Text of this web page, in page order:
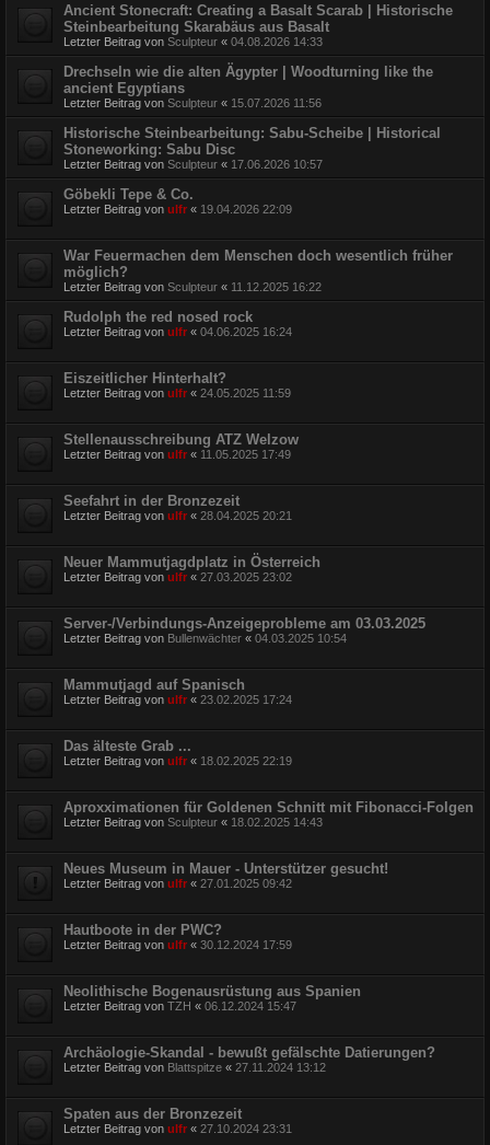
Ancient Stonecraft: Creating a Basalt Scarab | Historische
Steinbearbeitung Skarabäus aus Basalt
Letzter Beitrag von Sculpteur « 04.08.2026 14:33
Drechseln wie die alten Ägypter | Woodturning like the
ancient Egyptians
Letzter Beitrag von Sculpteur « 15.07.2026 11:56
Historische Steinbearbeitung: Sabu-Scheibe | Historical
Stoneworking: Sabu Disc
Letzter Beitrag von Sculpteur « 17.06.2026 10:57
Göbekli Tepe & Co.
Letzter Beitrag von ulfr « 19.04.2026 22:09
War Feuermachen dem Menschen doch wesentlich früher
möglich?
Letzter Beitrag von Sculpteur « 11.12.2025 16:22
Rudolph the red nosed rock
Letzter Beitrag von ulfr « 04.06.2025 16:24
Eiszeitlicher Hinterhalt?
Letzter Beitrag von ulfr « 24.05.2025 11:59
Stellenausschreibung ATZ Welzow
Letzter Beitrag von ulfr « 11.05.2025 17:49
Seefahrt in der Bronzezeit
Letzter Beitrag von ulfr « 28.04.2025 20:21
Neuer Mammutjagdplatz in Österreich
Letzter Beitrag von ulfr « 27.03.2025 23:02
Server-/Verbindungs-Anzeigeprobleme am 03.03.2025
Letzter Beitrag von Bullenwächter « 04.03.2025 10:54
Mammutjagd auf Spanisch
Letzter Beitrag von ulfr « 23.02.2025 17:24
Das älteste Grab ...
Letzter Beitrag von ulfr « 18.02.2025 22:19
Aproxximationen für Goldenen Schnitt mit Fibonacci-Folgen
Letzter Beitrag von Sculpteur « 18.02.2025 14:43
Neues Museum in Mauer - Unterstützer gesucht!
Letzter Beitrag von ulfr « 27.01.2025 09:42
Hautboote in der PWC?
Letzter Beitrag von ulfr « 30.12.2024 17:59
Neolithische Bogenausrüstung aus Spanien
Letzter Beitrag von TZH « 06.12.2024 15:47
Archäologie-Skandal - bewußt gefälschte Datierungen?
Letzter Beitrag von Blattspitze « 27.11.2024 13:12
Spaten aus der Bronzezeit
Letzter Beitrag von ulfr « 27.10.2024 23:31